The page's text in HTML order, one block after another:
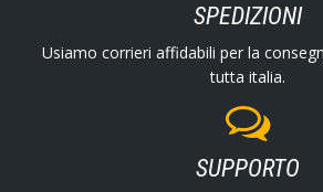
SPEDIZIONI
Usiamo corrieri affidabili per la
tutta italia.
SUPPORTO